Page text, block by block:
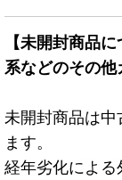
【未開封商品
系などのその他
未開封商品は
ます。
経年劣化によ